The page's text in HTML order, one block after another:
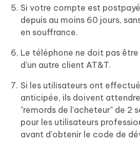
Si votre compte est
depuis au moins 60 jours,
en souffrance.
Le téléphone ne doit pas
d'un autre client AT&T.
Si les utilisateurs ont
anticipée, ils doivent
"remords de l'acheteur" de 2
pour les utilisateurs
avant d'obtenir le code de